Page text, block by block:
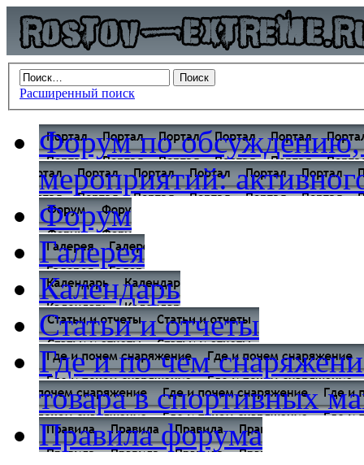
Расширенный поиск
Форум по обсуждению,
мероприятий:
Форум
Галерея
Календарь
Статьи и отчеты
Где и по чем
товара в спортивных
Правила форума